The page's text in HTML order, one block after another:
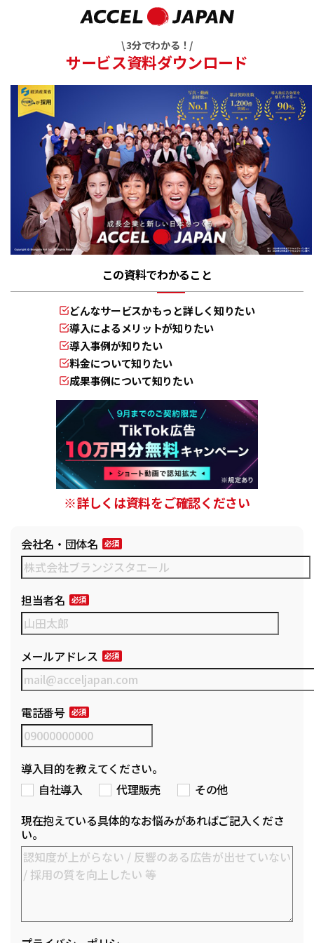
\ 3分でわかる！/
サービス資料ダウンロード
この資料でわかること
どんなサービスかもっと詳しく知りたい
導入によるメリットが知りたい
導入事例が知りたい
料金について知りたい
成果事例について知りたい
※詳しくは資料をご確認ください
会社名・団体名
担当者名
メールアドレス
電話番号
導入目的を教えてください。
自社導入
代理販売
その他
現在抱えている具体的なお悩みがあればご記入くださ
い。